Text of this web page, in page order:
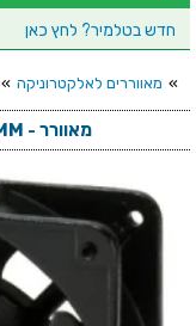
חדש בטלמיר? לחץ כאן
» מאווררים לאלקטרוניקה »
מאוורר - 12VDC , 80MMx80MMx38MM